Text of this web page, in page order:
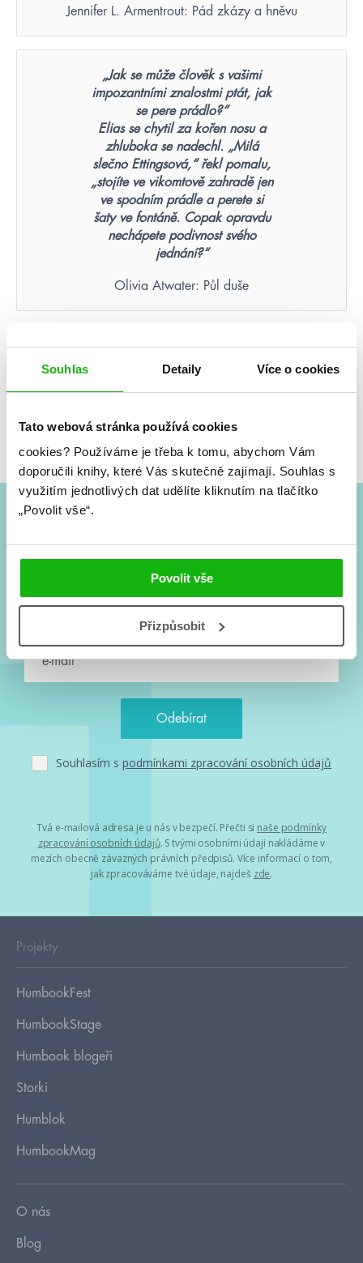
Souhlas Detaily Více o cookies
Tato webová stránka používá cookies
cookies? Používáme je třeba k tomu, abychom Vám
doporučili knihy, které Vás skutečně zajímají. Souhlas s
využitím jednotlivých dat udělíte kliknutím na tlačítko
„Povolit vše“.
Povolit vše
Přizpůsobit
Jennifer L. Armentrout: Pád zkázy a hněvu
„Jak se může člověk s vašimi
impozantními znalostmi ptát, jak
se pere prádlo?“
Elias se chytil za kořen nosu a
zhluboka se nadechl. „Milá
slečno Ettingsová,“ řekl pomalu,
„stojíte ve vikomtově zahradě jen
ve spodním prádle a perete si
šaty ve fontáně. Copak opravdu
nechápete podivnost svého
jednání?“
Olivia Atwater: Půl duše
Nikdy nezapomenete tvář
člověka, který byl vaší poslední
(ilustrované vydání)
Vše kolem #youngadult každý měsíc rovnou do mailu!
Nové knihy, co se chystá, kvízy, soutěže, autoři, filmové
a seriálové adaptace a další.
Souhlasím s podmínkami zpracování osobních údajů
Tvá e-mailová adresa je u nás v bezpečí. Přečti si naše podmínky
zpracování osobních údajů. S tvými osobními údaji nakládáme v
mezích obecně závazných právních předpisů. Více informací o tom,
jak zpracováváme tvé údaje, najdeš zde.
Projekty
HumbookFest
HumbookStage
Humbook blogeři
Storki
Humblok
HumbookMag
O nás
Blog